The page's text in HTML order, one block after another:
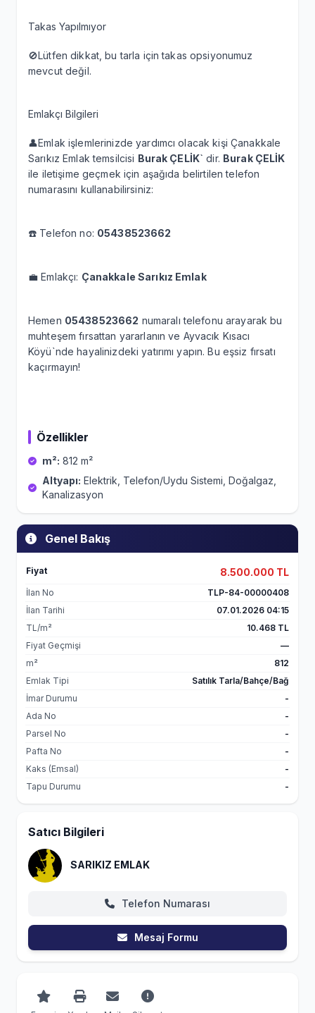
Genel Bakış
Fiyat 8.500.000 TL
İlan No
TLP-84-00000408
İlan Tarihi
07.01.2026 04:15
TL/m²
10.468 TL
Fiyat Geçmişi
—
m²
812
Emlak Tipi
Satılık Tarla/Bahçe/Bağ
İmar Durumu
-
Ada No
-
Parsel No
-
Pafta No
-
Kaks (Emsal)
-
Tapu Durumu
-
Satıcı Bilgileri
SARIKIZ EMLAK
Telefon Numarası
Mesaj Formu
Takas Yapılmıyor
🚫Lütfen dikkat, bu tarla için takas opsiyonumuz
mevcut değil.
Emlakçı Bilgileri
👤Emlak işlemlerinizde yardımcı olacak kişi Çanakkale
Sarıkız Emlak temsilcisi Burak ÇELİK` dir. Burak ÇELİK
ile iletişime geçmek için aşağıda belirtilen telefon
numarasını kullanabilirsiniz:
☎️ Telefon no: 05438523662
💼 Emlakçı: Çanakkale Sarıkız Emlak
Hemen 05438523662 numaralı telefonu arayarak bu
muhteşem fırsattan yararlanın ve Ayvacık Kısacı
Köyü`nde hayalinizdeki yatırımı yapın. Bu eşsiz fırsatı
kaçırmayın!
Özellikler
m²: 812 m²
Altyapı: Elektrik, Telefon/Uydu Sistemi, Doğalgaz,
Kanalizasyon